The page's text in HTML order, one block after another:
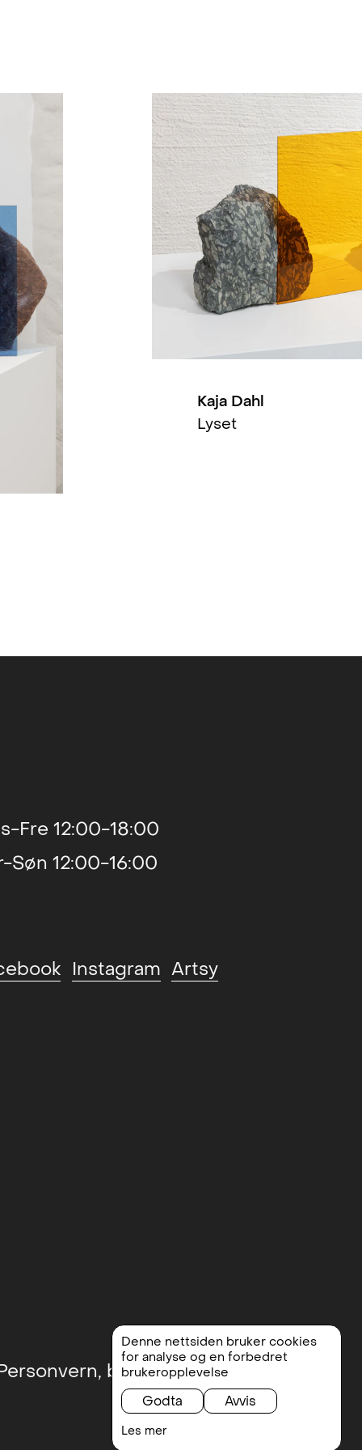
Denne nettsiden bruker cookies
for analyse og en forbedret
brukeropplevelse
Godta Avvis
Les mer
2019
Kaja Dahl
Lyset
Fre 12:00-18:00
Søn 12:00-16:00
Instagram Artsy
betingelser og vilkår